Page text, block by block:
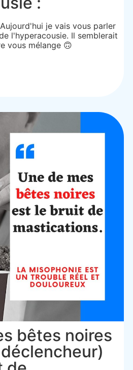
Aujourd'hui je vais vous parler
l'hyperacousie. Il semblerait
vous mélange 🙃
bêtes noires